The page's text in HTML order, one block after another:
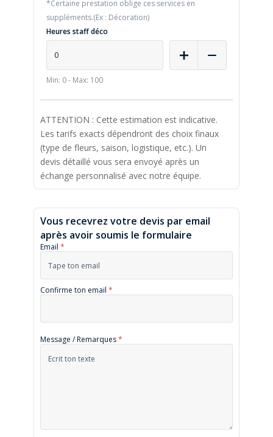
*Certaine prestation oblige ces services en
suppléments.(Ex : Décoration)
Heures staff déco
Min: 0 - Max: 100
ATTENTION : Cette estimation est indicative.
Les tarifs exacts dépendront des choix finaux
(type de fleurs, saison, logistique, etc.). Un
devis détaillé vous sera envoyé après un
échange personnalisé avec notre équipe.
Vous recevrez votre devis par email
après avoir soumis le formulaire
Email *
Confirme ton email *
Message / Remarques*